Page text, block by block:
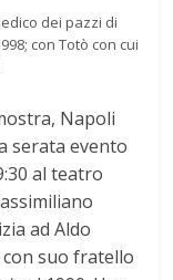
dei pazzi di
con Totò con cui
Napoli
serata evento
al teatro
ad Aldo
suo fratello